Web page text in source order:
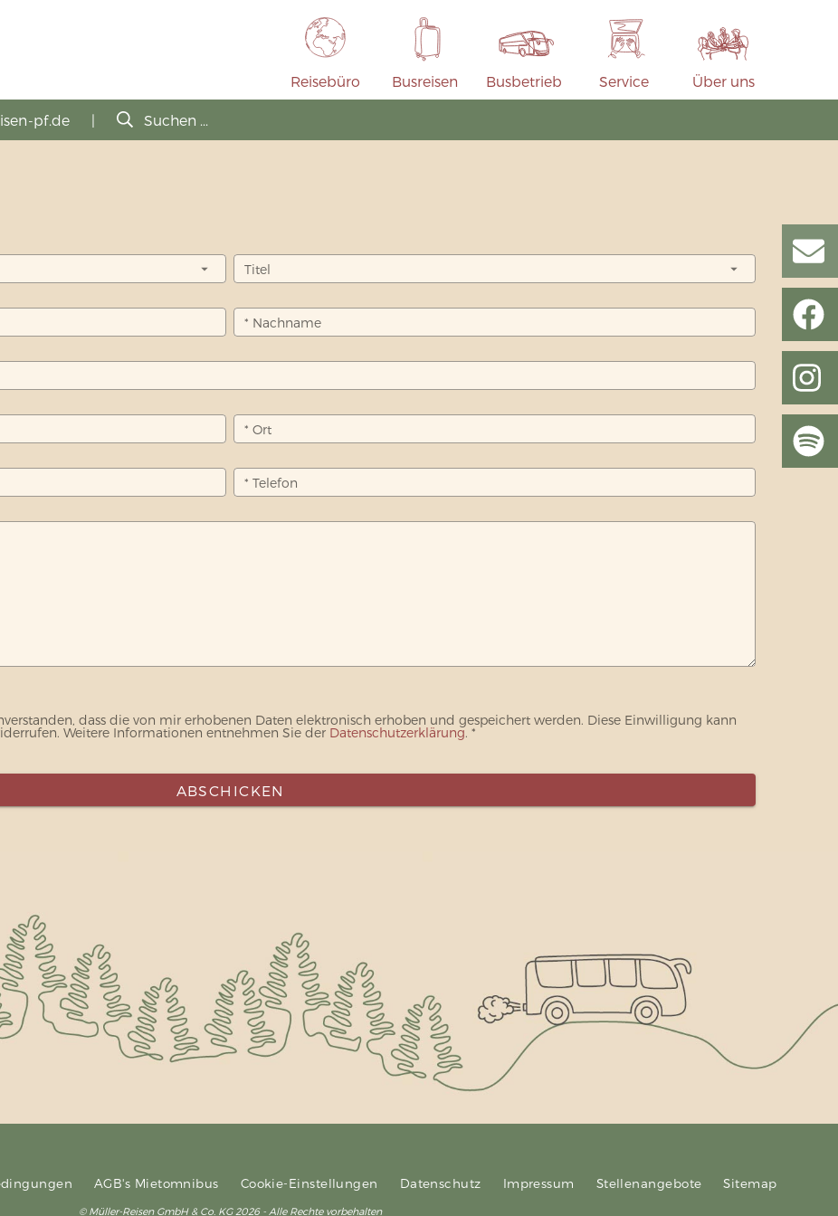
Reisebüro Busreisen Busbetrieb Service Über uns
pf.de | Suchen ...
Titel
* Nachname
* Ort
* Telefon
dass die von mir erhobenen Daten elektronisch erhoben und gespeichert werden. Diese Einwilligung kann
Weitere Informationen entnehmen Sie der Datenschutzerklärung. *
ABSCHICKEN
AGB's Mietomnibus Cookie-Einstellungen Datenschutz Impressum Stellenangebote Sitemap
© Müller-Reisen GmbH & Co. KG 2026 - Alle Rechte vorbehalten